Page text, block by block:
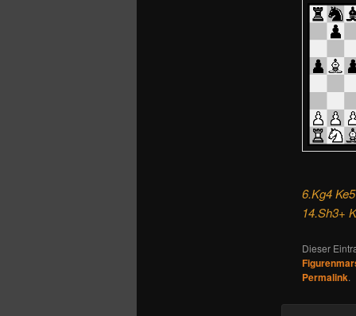
6.Kg4
14.Sh3+
Dieser
Permalink.